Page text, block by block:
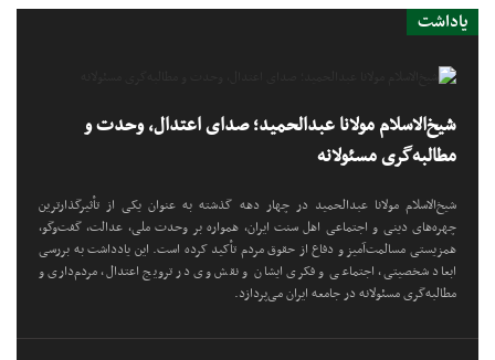
یاداشت
شیخ‌الاسلام مولانا عبدالحمید؛ صدای اعتدال، وحدت و
مطالبه‌گری مسئولانه
شیخ‌الاسلام مولانا عبدالحمید در چهار دهه گذشته به عنوان یکی از تأثیرگذارترین
چهره‌های دینی و اجتماعی اهل سنت ایران، همواره بر وحدت ملی، عدالت، گفت‌وگو،
همزیستی مسالمت‌آمیز و دفاع از حقوق مردم تأکید کرده است. این یادداشت به بررسی
ابعاد شخصیتی، اجتماعی و فکری ایشان و نقش وی در ترویج اعتدال، مردم‌داری و
مطالبه‌گری مسئولانه در جامعه ایران می‌پردازد.